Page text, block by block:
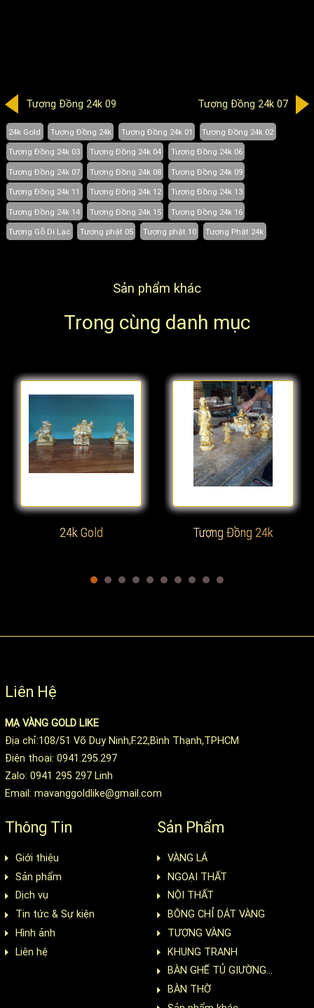
Tượng Đồng 24k 07
Tượng Đồng 24k 09
24k Gold Tượng Đồng 24k Tượng Đồng 24k 01
Tượng Đồng 24k 02
Tượng Đồng 24k 03
Tượng Đồng 24k 04
Tượng Đồng 24k 06
Tượng Đồng 24k 07
Tượng Đồng 24k 08
Tượng Đồng 24k 09
Tượng Đồng 24k 11
Tượng Đồng 24k 12
Tượng Đồng 24k 13
Tượng Đồng 24k 14
Tượng Đồng 24k 15
Tượng Đồng 24k 16
Tượng Gỗ Di Lạc
Tượng phật 05 Tượng phật 10 Tượng Phật 24k
Sản phẩm khác
Trong cùng danh mục
Xem chi tiết
24k Gold
Xem chi tiết
Tượng Đồng 24k
Liên Hệ
MẠ VÀNG GOLD LIKE
Địa chỉ:108/51 Võ Duy Ninh,F.22,Bình Thạnh,TPHCM
Điện thoại: 0941.295.297
Zalo: 0941 295 297 Linh
Email: mavanggoldlike@gmail.com
Thông Tin
Giới thiệu
Sản phẩm
Dịch vụ
Tin tức & Sự kiện
Hình ảnh
Liên hệ
Sản Phẩm
VÀNG LÁ
NGOẠI THẤT
NỘI THẤT
BÔNG CHỈ DÁT VÀNG
TƯỢNG VÀNG
KHUNG TRANH
BÀN GHẾ TỦ GIƯỜNG...
BÀN THỜ